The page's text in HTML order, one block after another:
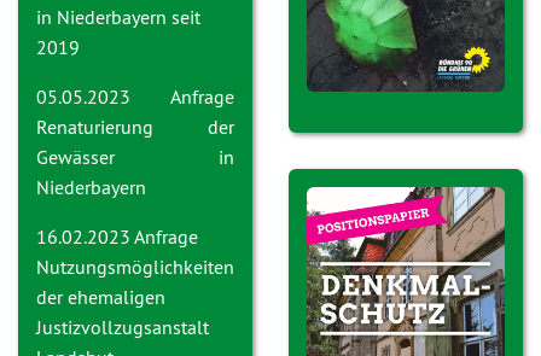
in Niederbayern seit
2019
05.05.2023 Anfrage
Renaturierung der
Gewässer in
Niederbayern
16.02.2023 Anfrage
Nutzungsmöglichkeiten
der ehemaligen
Justizvollzugsanstalt